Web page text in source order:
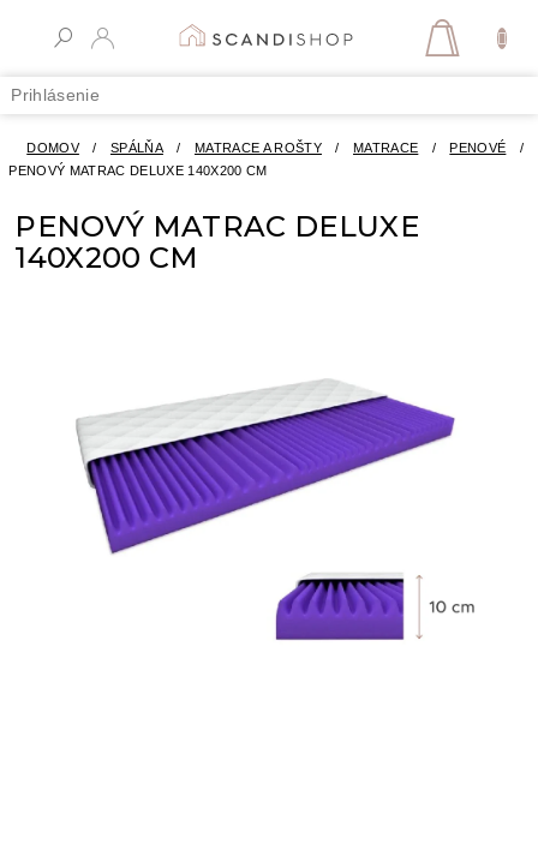
Prihlásenie
DOMOV / SPÁLŇA / MATRACE A ROŠTY / MATRACE / PENOVÉ
/
PENOVÝ MATRAC DELUXE 140X200 CM
PENOVÝ MATRAC DELUXE
140X200 CM